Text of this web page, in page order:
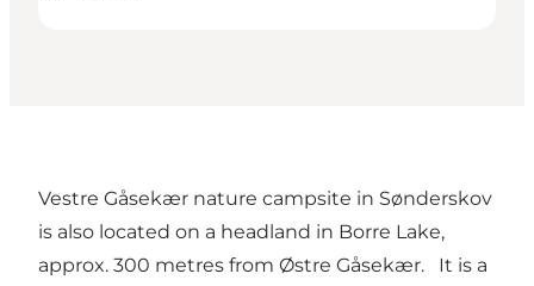
Vestre Gåsekær nature campsite in Sønderskov
is also located on a headland in Borre Lake,
approx. 300 metres from Østre Gåsekær. It is a